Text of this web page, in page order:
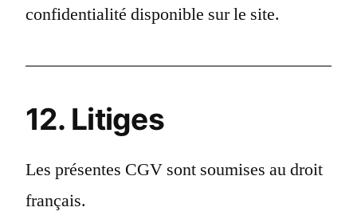
confidentialité disponible sur le site.
12. Litiges
Les présentes CGV sont soumises au droit
français.